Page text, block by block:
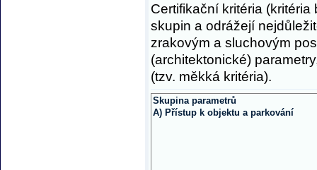
Certifikační kritéria
skupin a odrážejí
zrakovým a sluchovým
(architektonické)
(tzv. měkká kritéria).
Skupina parametrů
A) Přístup k objektu a parkování